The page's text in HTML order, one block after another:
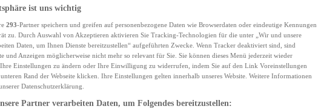
ist uns wichtig
293-Partner speichern und greifen auf personenbezogene Daten wie Browserdaten oder eindeutige Kennungen
zu. Durch Auswahl von Akzeptieren aktivieren Sie Tracking-Technologien für die unter „Wir und unsere
Daten, um Ihnen Dienste bereitzustellen“ aufgeführten Zwecke. Wenn Tracker deaktiviert sind, sind
und Anzeigen möglicherweise nicht mehr so relevant für Sie. Sie können dieses Menü jederzeit wieder
Einstellungen zu ändern oder Ihre Einwilligung zu widerrufen, indem Sie auf den Link Voreinstellungen
Rand der Webseite klicken. Ihre Einstellungen gelten innerhalb unseres Website. Weitere Informationen
Datenschutzerklärung.
Partner verarbeiten Daten, um Folgendes bereitzustellen: